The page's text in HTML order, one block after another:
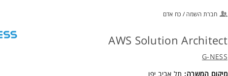
יתרון לעבודה בחברות קטנות שבצמיחה
רמה אישית מעולה! המשרה מיועדת לנשים ולגברים כאחד.
לעוד משרות ומידע על TechTalent >
חברת השמה / כח אדם
AWS Solution Architect
G-NESS
מיקום המשרה: תל אביב יפו